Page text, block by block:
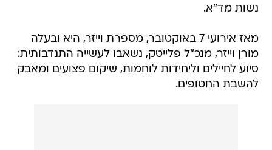
נשות מד"א.
מאז אירועי 7 באוקטובר, מספרת וייזר, היא ובעלה
מורן וייזר, מנכ"ל פלייטק, נשאבו לעשייה התנדבותית:
סיוע לחיילים וליחידות לוחמות, שיקום פצועים ומאבק
להשבת החטופים.